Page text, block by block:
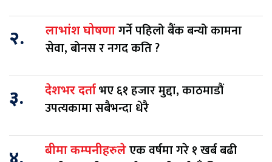
२. लाभांश घोषणागर्ने पहिलो बैंक बन्यो कामना
सेवा, बोनस र नगद कति ?
३. देशभर दर्ताभए ६१ हजार मुद्दा, काठमाडौं
उपत्यकामा सबैभन्दा धेरै
बीमा कम्पनीहरुलेएक वर्षमा गरे १ खर्ब बढी